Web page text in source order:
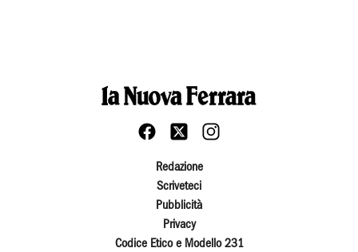
Redazione
Scriveteci
Pubblicità
Privacy
Codice Etico e Modello 231